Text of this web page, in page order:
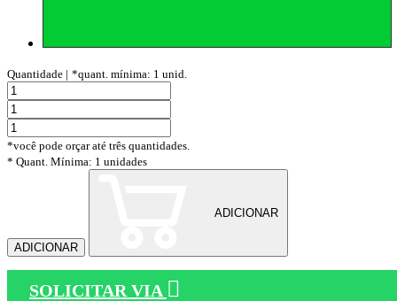
Quantidade | *quant. mínima: 1 unid.
*você pode orçar até três quantidades.
* Quant. Mínima: 1 unidades
ADICIONAR
ADICIONAR
SOLICITAR VIA